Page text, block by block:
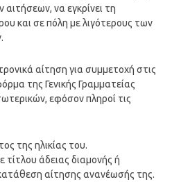
να εγκρίνει τη
και σε πόλη με λιγότερους των
αίτηση για συμμετοχή στις
της Γενικής Γραμματείας
εφόσον πληροί τις
της ηλικίας του.
τίτλου άδειας διαμονής ή
αίτησης ανανέωσής της.